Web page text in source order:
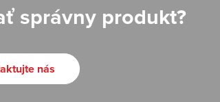
správny produkt?
nás